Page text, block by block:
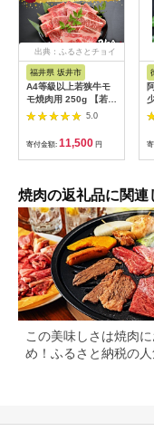
出典：ふるさとチョイ
福井県 坂井市
A4等級以上若狭牛モ
モ焼肉用 250g 【若狭
牛 焼肉 焼き肉 A4 等
級 国産和牛 黒毛和牛
黒毛和種 ブランド牛
和牛 肉 牛 牛肉 もも
肉 モモ肉 坂井市 福井
10702]
5.0
寄付金額: 11,500 円
焼肉の返礼品に関連
この美味しさは焼肉
め！ふるさと納税の人